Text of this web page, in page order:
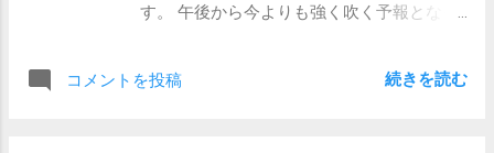
す。 午後から今よりも強く吹く予報となっ
と何とか大丈夫？かな？ と思われる予報で
コメントを投稿 続きを読む